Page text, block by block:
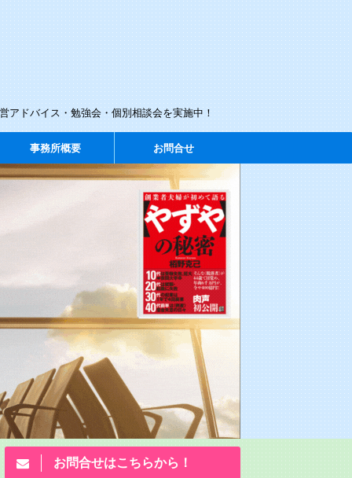
ドバイス・勉強会・個別相談会を実施中！
事務所概要 お問合せ
お問合せはこちらから！